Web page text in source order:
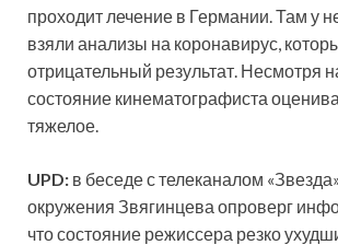
проходит лечение в Германии. Там у
взяли анализы на коронавирус,
отрицательный результат. Несмотря
состояние кинематографиста
тяжелое.
UPD: в беседе с телеканалом
окружения Звягинцева опроверг
что состояние режиссера резко